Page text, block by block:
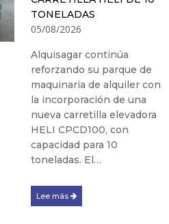
TONELADAS
05/08/2026
Alquisagar continúa
reforzando su parque de
maquinaria de alquiler con
la incorporación de una
nueva carretilla elevadora
HELI CPCD100, con
capacidad para 10
toneladas. El…
Lee más